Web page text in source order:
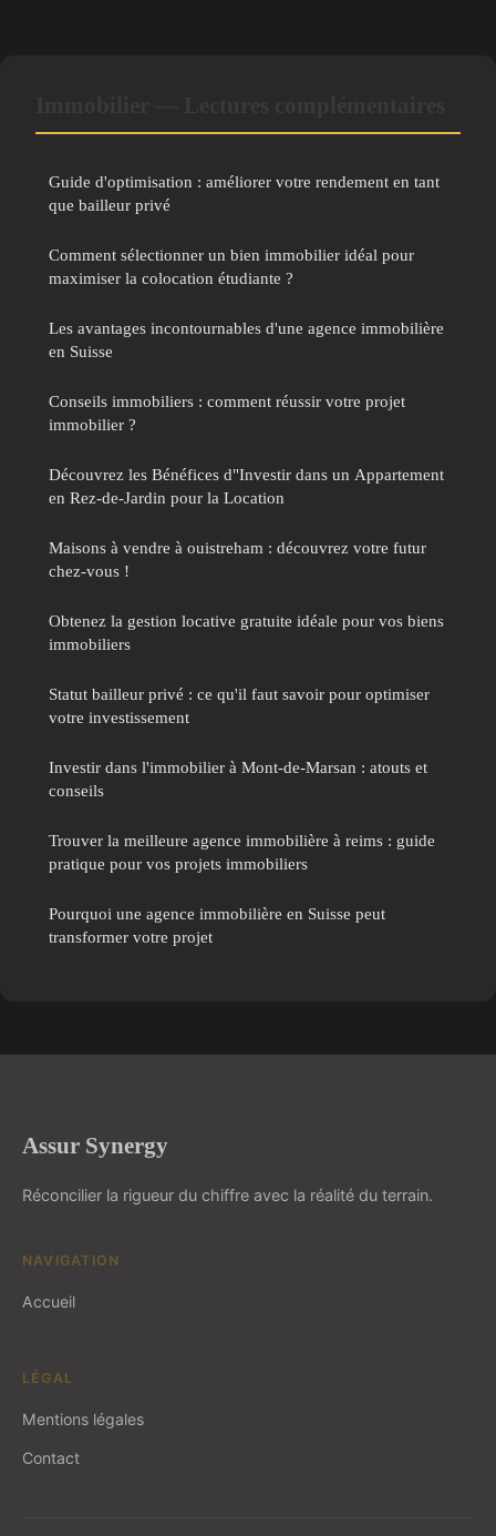
Guide d'optimisation : améliorer votre rendement en tant
que bailleur privé
Comment sélectionner un bien immobilier idéal pour
maximiser la colocation étudiante ?
Les avantages incontournables d'une agence immobilière
en Suisse
Conseils immobiliers : comment réussir votre projet
immobilier ?
Découvrez les Bénéfices d"Investir dans un Appartement
en Rez-de-Jardin pour la Location
Maisons à vendre à ouistreham : découvrez votre futur
chez-vous !
Obtenez la gestion locative gratuite idéale pour vos biens
immobiliers
Statut bailleur privé : ce qu'il faut savoir pour optimiser
votre investissement
Investir dans l'immobilier à Mont-de-Marsan : atouts et
conseils
Trouver la meilleure agence immobilière à reims : guide
pratique pour vos projets immobiliers
Pourquoi une agence immobilière en Suisse peut
transformer votre projet
Assur Synergy
Réconcilier la rigueur du chiffre avec la réalité du terrain.
NAVIGATION
Accueil
LÉGAL
Mentions légales
Contact